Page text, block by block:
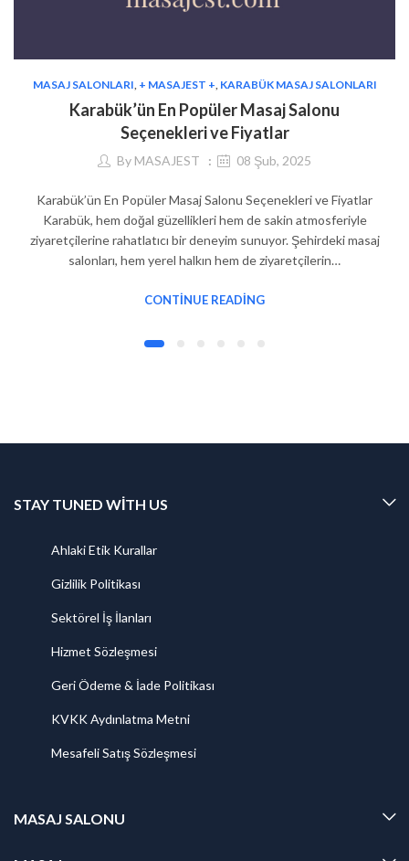
MASAJ SALONLARI + MASAJEST + KARABÜK MASAJ SALONLARI
Karabük’ün En Popüler Masaj Salonu
Seçenekleri ve Fiyatlar
By MASAJEST 08 Şub, 2025
Karabük’ün En Popüler Masaj Salonu Seçenekleri ve Fiyatlar
Karabük, hem doğal güzellikleri hem de sakin atmosferiyle
ziyaretçilerine rahatlatıcı bir deneyim sunuyor. Şehirdeki masaj
salonları, hem yerel halkın hem de ziyaretçilerin…
CONTINUE READING
STAY TUNED WITH US
Ahlaki Etik Kurallar
Gizlilik Politikası
Sektörel İş İlanları
Hizmet Sözleşmesi
Geri Ödeme & İade Politikası
KVKK Aydınlatma Metni
Mesafeli Satış Sözleşmesi
MASAJ SALONU